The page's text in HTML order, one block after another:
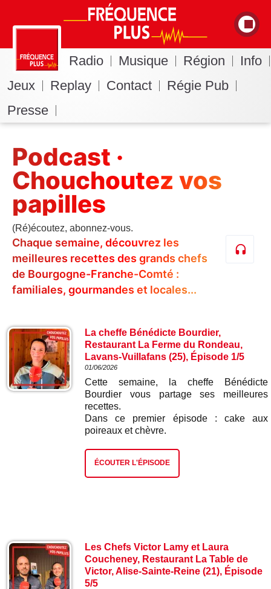
Radio Musique Région
Info
Jeux
Replay Contact
Régie Pub
Presse
Podcast ·
Chouchoutez vos
papilles
(Ré)écoutez, abonnez-vous.
Chaque semaine, découvrez les
meilleures recettes des grands chefs
de Bourgogne-Franche-Comté :
familiales, gourmandes et locales...
La cheffe Bénédicte Bourdier,
Restaurant La Ferme du Rondeau,
Lavans-Vuillafans (25), Épisode 1/5
01/06/2026
Cette semaine, la cheffe Bénédicte
Bourdier vous partage ses meilleures
recettes.
Dans ce premier épisode : cake aux
poireaux et chèvre.
ÉCOUTER L'ÉPISODE
Les Chefs Victor Lamy et Laura
Coucheney, Restaurant La Table de
Victor, Alise-Sainte-Reine (21), Épisode
5/5